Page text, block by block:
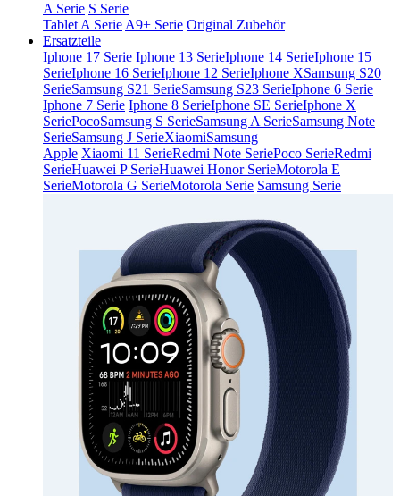
A Serie S Serie
Tablet A Serie A9+ Serie Original Zubehör
Ersatzteile
Iphone 17 Serie Iphone 13 SerieIphone 14 SerieIphone 15
SerieIphone 16 SerieIphone 12 SerieIphone XSamsung S20
SerieSamsung S21 SerieSamsung S23 SerieIphone 6 Serie
Iphone 7 Serie Iphone 8 SerieIphone SE SerieIphone X
SeriePocoSamsung S SerieSamsung A SerieSamsung Note
SerieSamsung J SerieXiaomiSamsung
Apple Xiaomi 11 SerieRedmi Note SeriePoco SerieRedmi
SerieHuawei P SerieHuawei Honor SerieMotorola E
SerieMotorola G SerieMotorola Serie Samsung Serie